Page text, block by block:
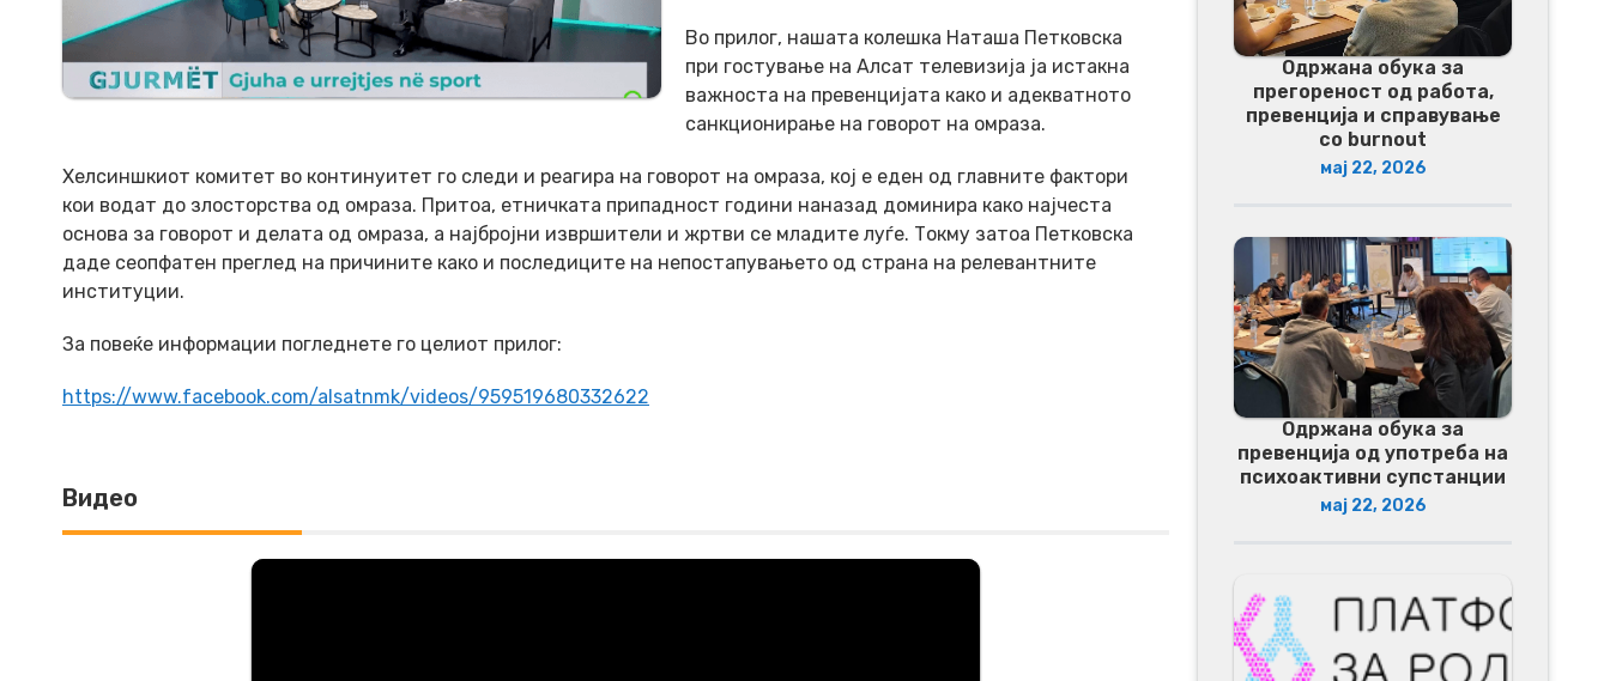
Во прилог, нашата колешка Наташа Петковска
при гостување на Алсат телевизија ја истакна
важноста на превенцијата како и адекватното
санкционирање на говорот на омраза.
Хелсиншкиот комитет во континуитет го следи и реагира на говорот на омраза, кој е еден од главните фактори
кои водат до злосторства од омраза. Притоа, етничката припадност години наназад доминира како најчеста
основа за говорот и делата од омраза, а најбројни извршители и жртви се младите луѓе. Токму затоа Петковска
даде сеопфатен преглед на причините како и последиците на непостапувањето од страна на релевантните
институции.
За повеќе информации погледнете го целиот прилог:
https://www.facebook.com/alsatnmk/videos/959519680332622
Видео
Одржана обука за
прегореност од работа,
превенција и справување
со burnout
мај 22, 2026
Одржана обука за
превенција од употреба на
психоактивни супстанции
мај 22, 2026